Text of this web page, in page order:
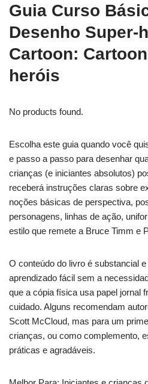
Guia Curso
Desenho Super-
Cartoon:
heróis
No products found.
Escolha este guia quando você
e passo a passo para desenhar
crianças (e iniciantes absolutos)
receberá instruções claras sobre
noções básicas de perspectiva,
personagens, linhas de ação,
estilo que remete a Bruce Timm e
O conteúdo do livro é substancial
aprendizado fácil sem a
que a cópia física usa papel jornal
cuidado. Alguns recomendam
Scott McCloud, mas para um
crianças, ou como complemento,
práticas e agradáveis.